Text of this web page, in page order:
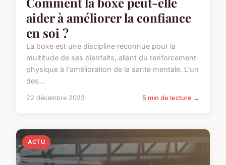
aider à améliorer la confiance
en soi ?
La boxe est une discipline reconnue pour la
multitude de ses bienfaits, allant du renforcement
physique à l'amélioration de la santé mentale. L'un
des...
22 décembre 2023 5 min de lecture →
ACTU